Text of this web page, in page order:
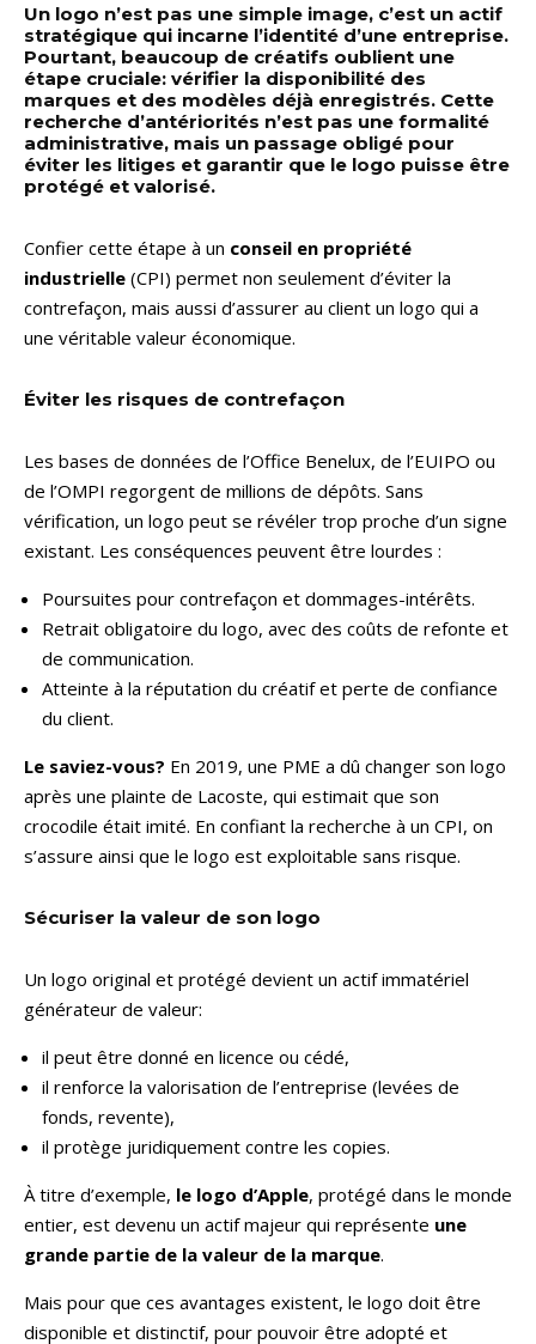
Un logo n’est pas une simple image, c’est un actif
stratégique qui incarne l’identité d’une entreprise.
Pourtant, beaucoup de créatifs oublient une
étape cruciale: vérifier la disponibilité des
marques et des modèles déjà enregistrés. Cette
recherche d’antériorités n’est pas une formalité
administrative, mais un passage obligé pour
éviter les litiges et garantir que le logo puisse être
protégé et valorisé.
Confier cette étape à un conseil en propriété
industrielle (CPI) permet non seulement d’éviter la
contrefaçon, mais aussi d’assurer au client un logo qui a
une véritable valeur économique.
Éviter les risques de contrefaçon
Les bases de données de l’Office Benelux, de l’EUIPO ou
de l’OMPI regorgent de millions de dépôts. Sans
vérification, un logo peut se révéler trop proche d’un signe
existant. Les conséquences peuvent être lourdes :
Poursuites pour contrefaçon et dommages-intérêts.
Retrait obligatoire du logo, avec des coûts de refonte et
de communication.
Atteinte à la réputation du créatif et perte de confiance
du client.
Le saviez-vous? En 2019, une PME a dû changer son logo
après une plainte de Lacoste, qui estimait que son
crocodile était imité. En confiant la recherche à un CPI, on
s’assure ainsi que le logo est exploitable sans risque.
Sécuriser la valeur de son logo
Un logo original et protégé devient un actif immatériel
générateur de valeur:
il peut être donné en licence ou cédé,
il renforce la valorisation de l’entreprise (levées de
fonds, revente),
il protège juridiquement contre les copies.
À titre d’exemple, le logo d’Apple, protégé dans le monde
entier, est devenu un actif majeur qui représente une
grande partie de la valeur de la marque.
Mais pour que ces avantages existent, le logo doit être
disponible et distinctif, pour pouvoir être adopté et